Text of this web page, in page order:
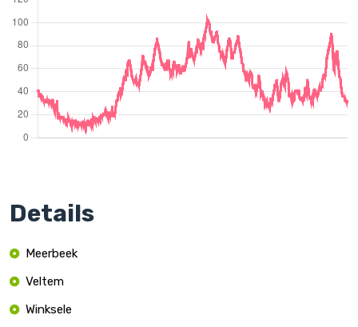
Details
Meerbeek
Veltem
Winksele